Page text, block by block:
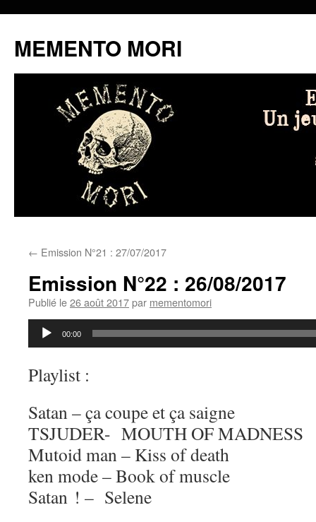
MEMENTO MORI
au
contenu
← Emission N°21 : 27/07/2017
Emission N°22 : 26/08/2017
Publié le26 août 2017par mementomori
Lecteur
00:00
Playlist :
Satan – ça coupe et ça saigne
TSJUDER- MOUTH OF MADNESS
Mutoid man – Kiss of death
ken mode – Book of muscle
Satan ! – Selene